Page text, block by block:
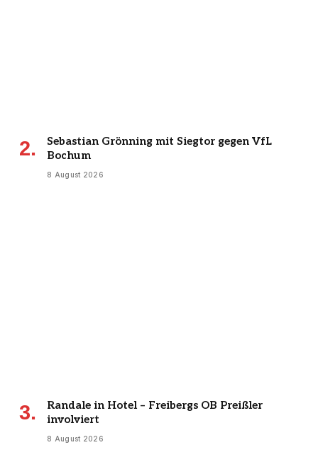
Sebastian Grönning mit Siegtor gegen VfL
Bochum
8 August 2026
Randale in Hotel – Freibergs OB Preißler
involviert
8 August 2026